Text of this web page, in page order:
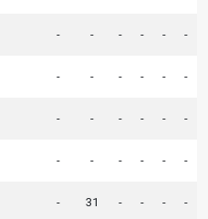
- - - - - -
- - - - - -
- - - - - -
- - - - - -
- 31 - - - -